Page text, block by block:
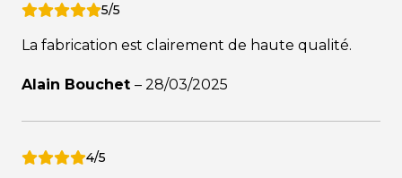
5/5
La fabrication est clairement de haute qualité.
Alain Bouchet – 28/03/2025
4/5